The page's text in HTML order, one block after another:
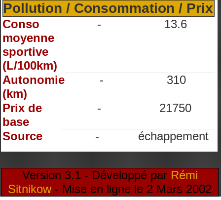
Pollution / Consommation / Prix
Conso
moyenne
sportive
(L/100km)
- 13.6
Autonomie
(km)
- 310
Prix de
base
- 21750
Source - échappement
Version 3.1 - Développé par Rémi
Sitnikow- Mise en ligne le 2 Mars 2002